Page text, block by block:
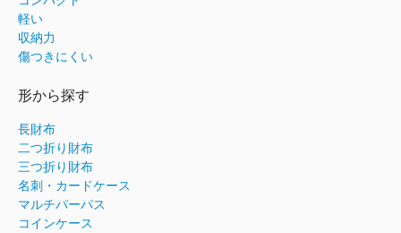
軽い
収納力
傷つきにくい
形から探す
長財布
二つ折り財布
三つ折り財布
名刺・カードケース
マルチパーパス
コインケース